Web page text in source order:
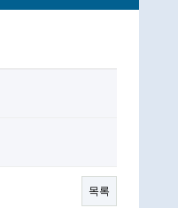
목록